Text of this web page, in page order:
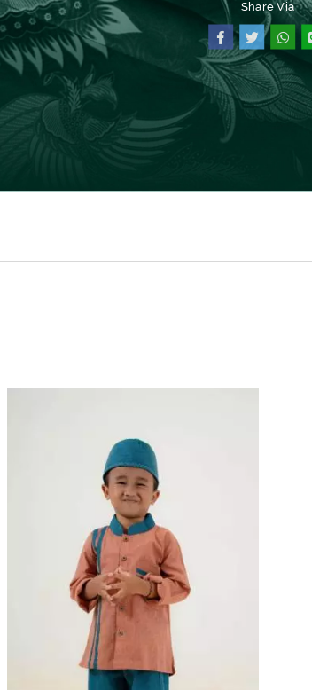
SEMUA PRODUK
Share Via